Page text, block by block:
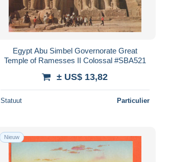
Egypt Abu Simbel Governorate Great
Temple of Ramesses II Colossal #SBA521
± US$ 13,82
Statuut Particulier
Nieuw